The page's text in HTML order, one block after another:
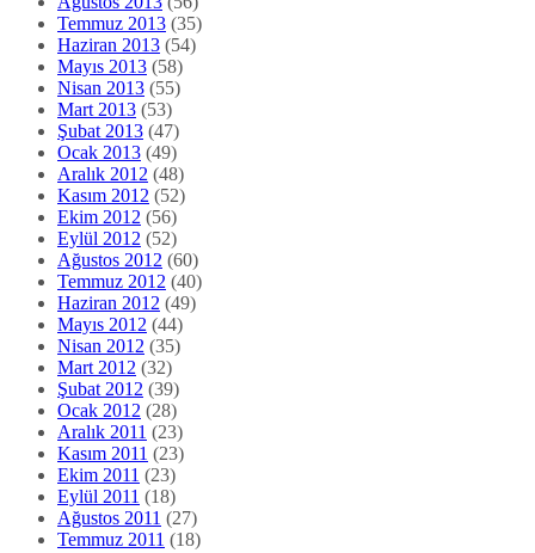
Temmuz 2013 (35)
Haziran 2013 (54)
Mayıs 2013 (58)
Nisan 2013 (55)
Mart 2013 (53)
Şubat 2013 (47)
Ocak 2013 (49)
Aralık 2012 (48)
Kasım 2012 (52)
Ekim 2012 (56)
Eylül 2012 (52)
Ağustos 2012 (60)
Temmuz 2012 (40)
Haziran 2012 (49)
Mayıs 2012 (44)
Nisan 2012 (35)
Mart 2012 (32)
Şubat 2012 (39)
Ocak 2012 (28)
Aralık 2011 (23)
Kasım 2011 (23)
Ekim 2011 (23)
Eylül 2011 (18)
Ağustos 2011 (27)
Temmuz 2011 (18)